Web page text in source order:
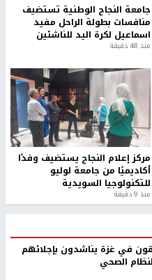
جامعة النجاح الوطنية تستضيف
منافسات بطولة الراحل مفيد
اسماعيل لكرة اليد للناشئين
منذ 48 دقيقة
مركز إعلام النجاح يستضيف وفدًا
أكاديميًا من جامعة لوليو
للتكنولوجيا السويدية
منذ 9 دقيقة
في غزة يناشدون بإجلائهم
الصحي